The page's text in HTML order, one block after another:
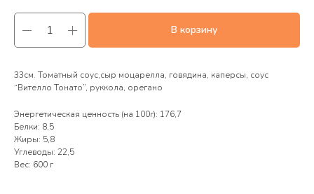
В корзину
33см. Томатный соус,сыр моцарелла, говядина, каперсы, соус
“Вителло Тонато”, руккола, орегано
Энергетическая ценность (на 100г): 176,7
Белки: 8,5
Жиры: 5,8
Углеводы: 22,5
Вес: 600 г